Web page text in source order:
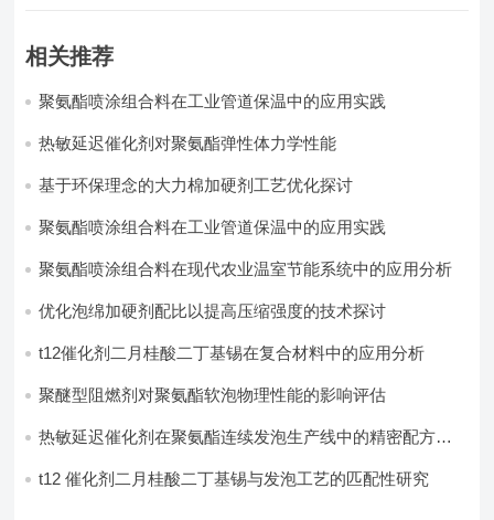
相关推荐
聚氨酯喷涂组合料在工业管道保温中的应用实践
热敏延迟催化剂对聚氨酯弹性体力学性能
基于环保理念的大力棉加硬剂工艺优化探讨
聚氨酯喷涂组合料在工业管道保温中的应用实践
聚氨酯喷涂组合料在现代农业温室节能系统中的应用分析​
优化泡绵加硬剂配比以提高压缩强度的技术探讨
t12催化剂二月桂酸二丁基锡在复合材料中的应用分析
聚醚型阻燃剂对聚氨酯软泡物理性能的影响评估​
热敏延迟催化剂在聚氨酯连续发泡生产线中的精密配方设
t12 催化剂二月桂酸二丁基锡与发泡工艺的匹配性研究